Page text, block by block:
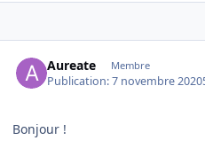
Aureate Membre
Publication:7 novembre 2020
Bonjour !